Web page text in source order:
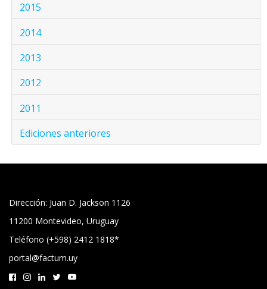
2015
2014
2013
2012
2011
Ediciones anteriores
Dirección: Juan D. Jackson 1126
11200 Montevideo, Uruguay
Teléfono (+598) 2412 1818*
portal@factum.uy